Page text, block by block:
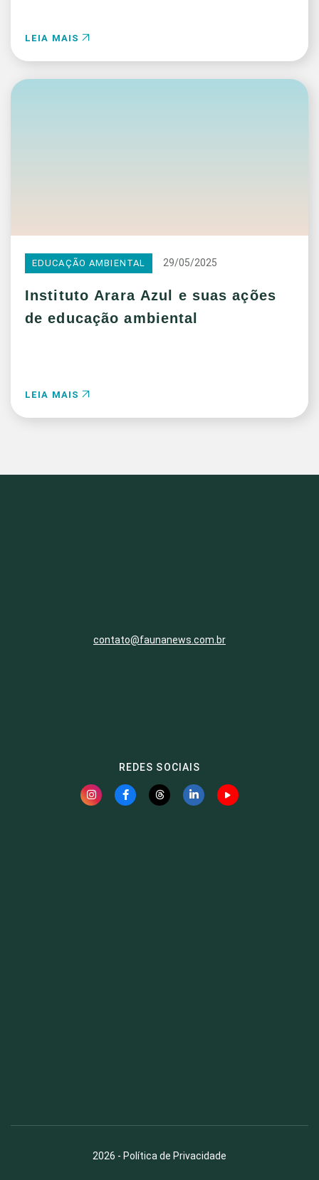
LEIA MAIS
EDUCAÇÃO AMBIENTAL 29/05/2025
Instituto Arara Azul e suas ações
de educação ambiental
LEIA MAIS
contato@faunanews.com.br
REDES SOCIAIS
2026 - Política de Privacidade